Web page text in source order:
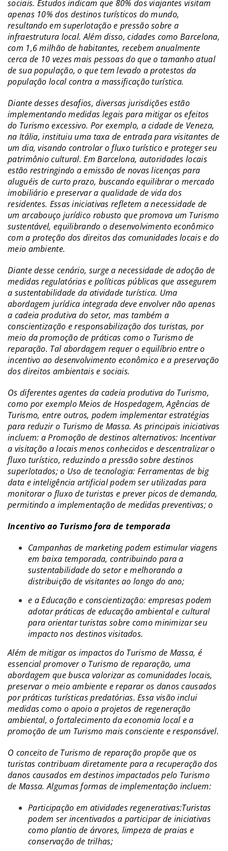
sociais. Estudos indicam que 80% dos viajantes visitam
apenas 10% dos destinos turísticos do mundo,
resultando em superlotação e pressão sobre a
infraestrutura local. Além disso, cidades como Barcelona,
com 1,6 milhão de habitantes, recebem anualmente
cerca de 10 vezes mais pessoas do que o tamanho atual
de sua população, o que tem levado a protestos da
população local contra a massificação turística.
Diante desses desafios, diversas jurisdições estão
implementando medidas legais para mitigar os efeitos
do Turismo excessivo. Por exemplo, a cidade de Veneza,
na Itália, instituiu uma taxa de entrada para visitantes de
um dia, visando controlar o fluxo turístico e proteger seu
patrimônio cultural. Em Barcelona, autoridades locais
estão restringindo a emissão de novas licenças para
aluguéis de curto prazo, buscando equilibrar o mercado
imobiliário e preservar a qualidade de vida dos
residentes. Essas iniciativas refletem a necessidade de
um arcabouço jurídico robusto que promova um Turismo
sustentável, equilibrando o desenvolvimento econômico
com a proteção dos direitos das comunidades locais e do
meio ambiente.
Diante desse cenário, surge a necessidade de adoção de
medidas regulatórias e políticas públicas que assegurem
a sustentabilidade da atividade turística. Uma
abordagem jurídica integrada deve envolver não apenas
a cadeia produtiva do setor, mas também a
conscientização e responsabilização dos turistas, por
meio da promoção de práticas como o Turismo de
reparação. Tal abordagem requer o equilíbrio entre o
incentivo ao desenvolvimento econômico e a preservação
dos direitos ambientais e sociais.
Os diferentes agentes da cadeia produtiva do Turismo,
como por exemplo Meios de Hospedagem, Agências de
Turismo, entre outros, podem implementar estratégias
para reduzir o Turismo de Massa. As principais iniciativas
incluem: a Promoção de destinos alternativos: Incentivar
a visitação a locais menos conhecidos e descentralizar o
fluxo turístico, reduzindo a pressão sobre destinos
superlotados; o Uso de tecnologia: Ferramentas de big
data e inteligência artificial podem ser utilizadas para
monitorar o fluxo de turistas e prever picos de demanda,
permitindo a implementação de medidas preventivas; o
Incentivo ao Turismo fora de temporada
Campanhas de marketing podem estimular viagens
em baixa temporada, contribuindo para a
sustentabilidade do setor e melhorando a
distribuição de visitantes ao longo do ano;
e a Educação e conscientização: empresas podem
adotar práticas de educação ambiental e cultural
para orientar turistas sobre como minimizar seu
impacto nos destinos visitados.
Além de mitigar os impactos do Turismo de Massa, é
essencial promover o Turismo de reparação, uma
abordagem que busca valorizar as comunidades locais,
preservar o meio ambiente e reparar os danos causados
por práticas turísticas predatórias. Essa visão inclui
medidas como o apoio a projetos de regeneração
ambiental, o fortalecimento da economia local e a
promoção de um Turismo mais consciente e responsável.
O conceito de Turismo de reparação propõe que os
turistas contribuam diretamente para a recuperação dos
danos causados em destinos impactados pelo Turismo
de Massa. Algumas formas de implementação incluem:
Participação em atividades regenerativas:Turistas
podem ser incentivados a participar de iniciativas
como plantio de árvores, limpeza de praias e
conservação de trilhas;